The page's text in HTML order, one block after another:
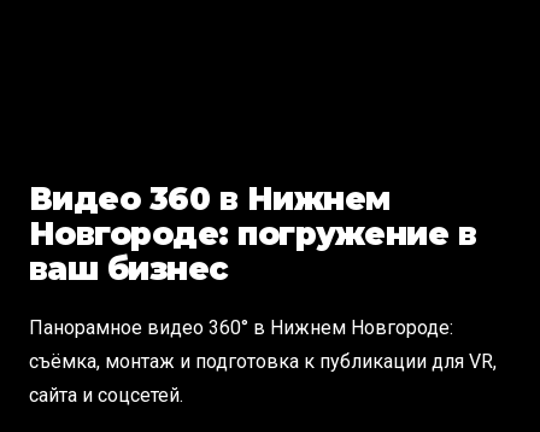
Видео 360 в Нижнем
Новгороде: погружение в
ваш бизнес
Панорамное видео 360° в Нижнем Новгороде:
съёмка, монтаж и подготовка к публикации для VR,
сайта и соцсетей.